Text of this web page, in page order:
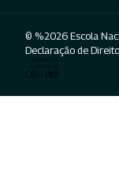
© %2026 Escola
Declaração de